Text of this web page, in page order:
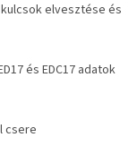
kulcsok elvesztése és
és EDC17 adatok
csere